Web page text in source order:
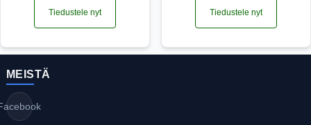
Tiedustele nyt Tiedustele nyt
MEISTÄ